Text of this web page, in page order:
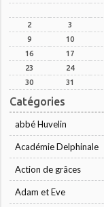
2
3
9
10
16
17
23
24
30
31
Catégories
abbé Huvelin
Académie Delphinale
Action de grâces
Adam et Eve